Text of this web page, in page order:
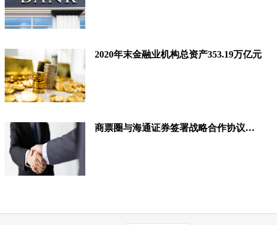
2020年末金融业机构总资产353.19万亿元
商票圈与海通证券签署战略合作协议，开拓标准化票据及资产证券化业务新蓝海